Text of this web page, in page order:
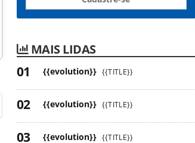
MAIS LIDAS
{{evolution}} {{TITLE}}
{{evolution}} {{TITLE}}
{{evolution}} {{TITLE}}